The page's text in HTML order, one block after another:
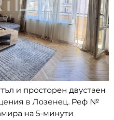
и просторен двустаен
в Лозенец. Реф №
на 5-минути